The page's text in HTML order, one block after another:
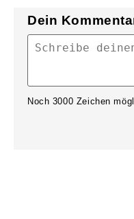
Dein
Noch 3000 Zeichen